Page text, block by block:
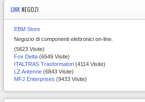
LINK NEGOZI
EBM Store
Negozio di componenti elettronici on-line.
(5623 Visite)
Fox Delta (6549 Visite)
ITALTRAS Trasformatori (4114 Visite)
LZ Antenne (6843 Visite)
MFJ Enterprises (9433 Visite)